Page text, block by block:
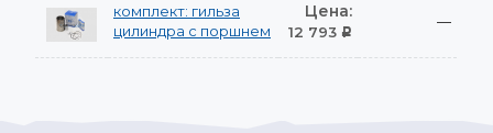
комплект: гильза
цилиндра с поршнем
Цена:
12 793 Р
—